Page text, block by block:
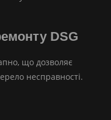
DSG
що дозволяє
несправності.